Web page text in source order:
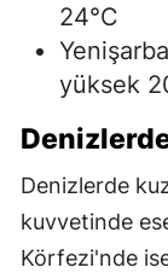
24°C
yüksek
Denizlerde
kuvvetinde
Körfezi'nde